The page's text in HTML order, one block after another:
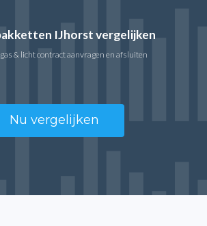
IJhorst vergelijken
& licht contract aanvragen en afsluiten
Nu vergelijken